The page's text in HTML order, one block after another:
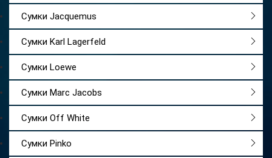
Сумки Jacquemus
Сумки Karl Lagerfeld
Сумки Loewe
Сумки Marc Jacobs
Сумки Off White
Сумки Pinko